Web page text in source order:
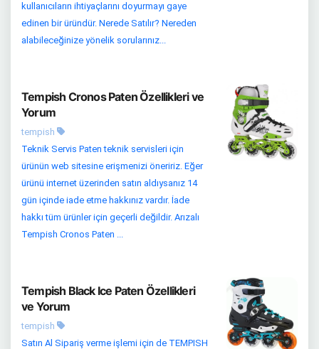
kullanıcıların ihtiyaçlarını doyurmayı gaye
edinen bir üründür. Nerede Satılır? Nereden
alabileceğinize yönelik sorularınız...
Tempish Cronos Paten Özellikleri ve
Yorum
tempish
Teknik Servis Paten teknik servisleri için
ürünün web sitesine erişmenizi öneririz. Eğer
ürünü internet üzerinden satın aldıysanız 14
gün içinde iade etme hakkınız vardır. İade
hakkı tüm ürünler için geçerli değildir. Arızalı
Tempish Cronos Paten ...
Tempish Black Ice Paten Özellikleri
ve Yorum
tempish
Satın Al Sipariş verme işlemi için de TEMPISH